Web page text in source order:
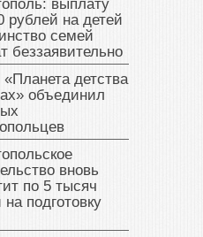
выплату
рублей на детей
семей
беззаявительно
«Планета детства
объединил
вновь
по 5 тысяч
на подготовку